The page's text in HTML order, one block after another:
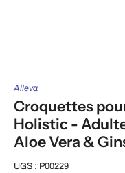
Alleva
Croquettes
Holistic -
Aloe Vera &
UGS : P00229